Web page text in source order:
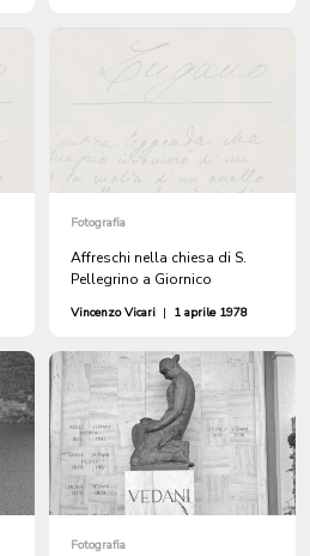
Fotografia
Affreschi nella chiesa di S.
Pellegrino a Giornico
Vincenzo Vicari | 1 aprile 1978
Fotografia